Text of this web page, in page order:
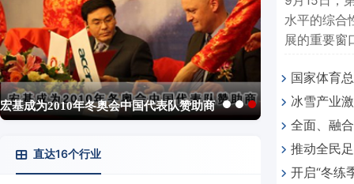
宏基成为2010年冬奥会中国代表队赞助商
直达16个行业
水平的综合
展的重要窗
国家体育
运动”的丰硕
冰雪产业
全面、融
推动全民
开启“冬练